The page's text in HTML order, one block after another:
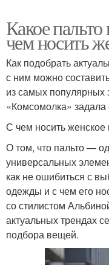
Какое
чем носить
Как подобрать
с ним можно
из самых популярных
«Комсомолка»
С чем носить
О том, что пальто —
универсальных
как не ошибиться с
одежды и с чем его
со стилистом
актуальных трендах
подбора вещей.